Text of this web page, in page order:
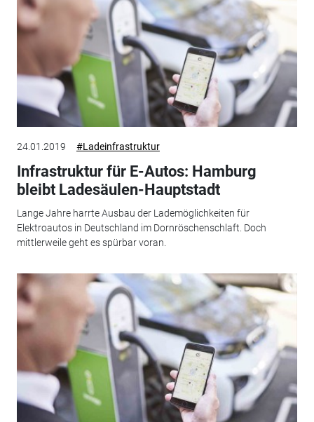
24.01.2019 #Ladeinfrastruktur
Infrastruktur für E-Autos: Hamburg
bleibt Ladesäulen-Hauptstadt
Lange Jahre harrte Ausbau der Lademöglichkeiten für
Elektroautos in Deutschland im Dornröschenschlaft. Doch
mittlerweile geht es spürbar voran.